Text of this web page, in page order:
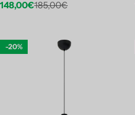
Etuhinta
148,00€
Normaalihinta
185,00€
-20%